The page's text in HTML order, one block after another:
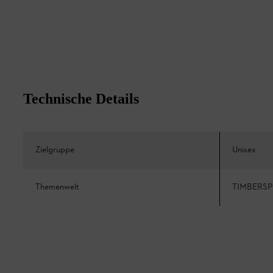
Technische Details
Zielgruppe Unisex
Themenwelt